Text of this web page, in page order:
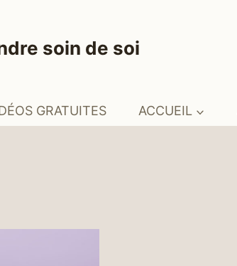
soin de soi
GRATUITES ACCUEIL